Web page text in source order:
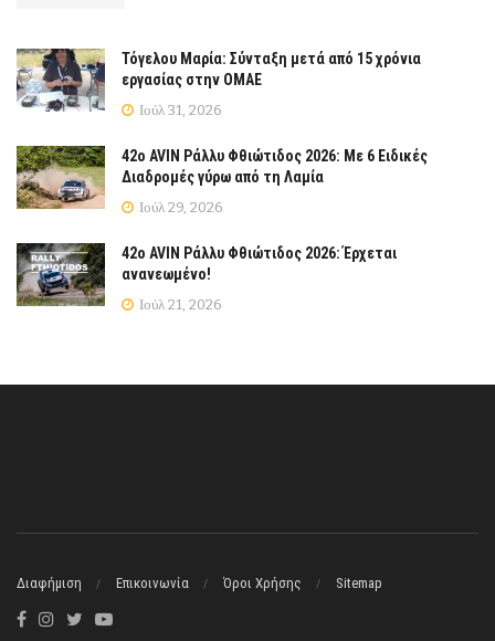
Τόγελου Μαρία: Σύνταξη μετά από 15 χρόνια
εργασίας στην ΟΜΑΕ
Ιούλ 31, 2026
42ο AVIN Ράλλυ Φθιώτιδος 2026: Με 6 Ειδικές
Διαδρομές γύρω από τη Λαμία
Ιούλ 29, 2026
42ο AVIN Ράλλυ Φθιώτιδος 2026: Έρχεται
ανανεωμένο!
Ιούλ 21, 2026
Διαφήμιση Επικοινωνία Όροι Χρήσης Sitemap